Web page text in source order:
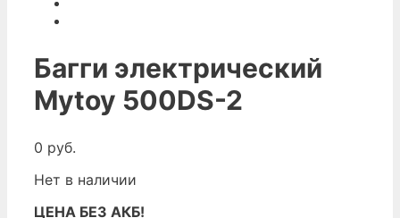
Багги электрический
Mytoy 500DS-2
0 руб.
Нет в наличии
ЦЕНА БЕЗ АКБ!